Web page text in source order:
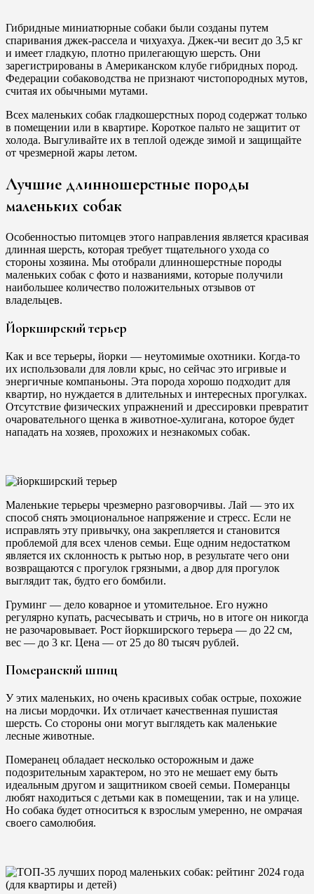
Гибридные миниатюрные собаки были созданы путем
спаривания джек-рассела и чихуахуа. Джек-чи весит до 3,5 кг
и имеет гладкую, плотно прилегающую шерсть. Они
зарегистрированы в Американском клубе гибридных пород.
Федерации собаководства не признают чистопородных мутов,
считая их обычными мутами.
Всех маленьких собак гладкошерстных пород содержат только
в помещении или в квартире. Короткое пальто не защитит от
холода. Выгуливайте их в теплой одежде зимой и защищайте
от чрезмерной жары летом.
Лучшие длинношерстные породы
маленьких собак
Особенностью питомцев этого направления является красивая
длинная шерсть, которая требует тщательного ухода со
стороны хозяина. Мы отобрали длинношерстные породы
маленьких собак с фото и названиями, которые получили
наибольшее количество положительных отзывов от
владельцев.
Йоркширский терьер
Как и все терьеры, йорки — неутомимые охотники. Когда-то
их использовали для ловли крыс, но сейчас это игривые и
энергичные компаньоны. Эта порода хорошо подходит для
квартир, но нуждается в длительных и интересных прогулках.
Отсутствие физических упражнений и дрессировки превратит
очаровательного щенка в животное-хулигана, которое будет
нападать на хозяев, прохожих и незнакомых собак.
Маленькие терьеры чрезмерно разговорчивы. Лай — это их
способ снять эмоциональное напряжение и стресс. Если не
исправлять эту привычку, она закрепляется и становится
проблемой для всех членов семьи. Еще одним недостатком
является их склонность к рытью нор, в результате чего они
возвращаются с прогулок грязными, а двор для прогулок
выглядит так, будто его бомбили.
Груминг — дело коварное и утомительное. Его нужно
регулярно купать, расчесывать и стричь, но в итоге он никогда
не разочаровывает. Рост йоркширского терьера — до 22 см,
вес — до 3 кг. Цена — от 25 до 80 тысяч рублей.
Померанский шпиц
У этих маленьких, но очень красивых собак острые, похожие
на лисьи мордочки. Их отличает качественная пушистая
шерсть. Со стороны они могут выглядеть как маленькие
лесные животные.
Померанец обладает несколько осторожным и даже
подозрительным характером, но это не мешает ему быть
идеальным другом и защитником своей семьи. Померанцы
любят находиться с детьми как в помещении, так и на улице.
Но собака будет относиться к взрослым умеренно, не омрачая
своего самолюбия.